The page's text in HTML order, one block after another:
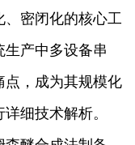
密闭化的核心工
产中多设备串
点，成为其规模化
细技术解析。